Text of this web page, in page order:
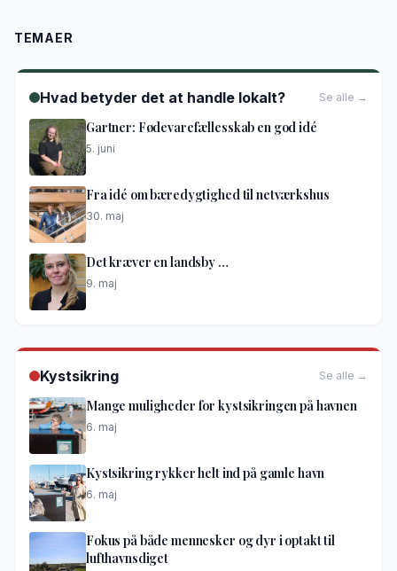
TEMAER
Hvad betyder det at handle lokalt? Se alle →
Gartner: Fødevarefællesskab en god idé
5. juni
Fra idé om bæredygtighed til netværkshus
30. maj
Det kræver en landsby …
9. maj
Kystsikring Se alle →
Mange muligheder for kystsikringen på havnen
6. maj
Kystsikring rykker helt ind på gamle havn
6. maj
Fokus på både mennesker og dyr i optakt til
lufthavnsdiget